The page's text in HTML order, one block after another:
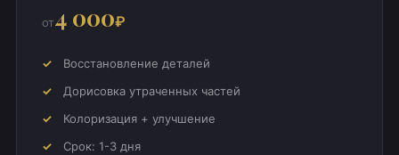
от4 000₽
Восстановление деталей
Дорисовка утраченных частей
Колоризация + улучшение
Срок: 1-3 дня